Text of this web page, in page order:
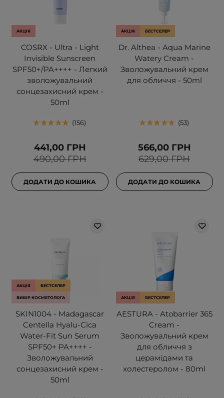
АКЦІЯ
COSRX - Ultra - Light
Invisible Sunscreen
SPF50+/PA++++ - Легкий
зволожувальний
сонцезахисний крем -
50ml
156
490,00 ГРН
441,00 ГРН
ДОДАТИ ДО КОШИКА
АКЦІЯ БЕСТСЕЛЕР
Dr. Althea - Aqua Marine
Watery Cream -
Зволожувальний крем
для обличчя - 50ml
53
629,00 ГРН
566,00 ГРН
ДОДАТИ ДО КОШИКА
АКЦІЯ БЕСТСЕЛЕР
ВИБІР КОСМЕТОЛОГА
SKIN1004 - Madagascar
Centella Hyalu-Cica
Water-Fit Sun Serum
SPF50+ PA++++ -
Зволожувальний
сонцезахисний крем -
50ml
АКЦІЯ БЕСТСЕЛЕР
AESTURA - Atobarrier 365
Cream -
Зволожувальний крем
для обличчя з
церамідами та
холестеролом - 80ml